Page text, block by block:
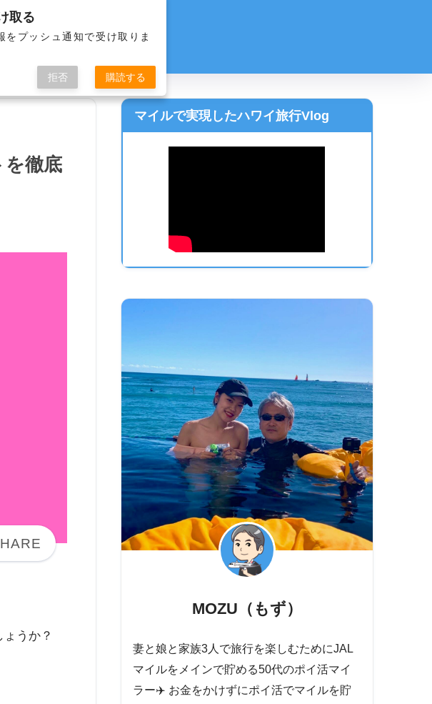
を徹底
うか？
マイルで実現したハワイ旅行Vlog
MOZU（もず）
妻と娘と家族3人で旅行を楽しむためにJAL
マイルをメインで貯める50代のポイ活マイ
ラー✈️ お金をかけずにポイ活でマイルを貯
取る
プッシュ通知で受け取りま
拒否 購読する